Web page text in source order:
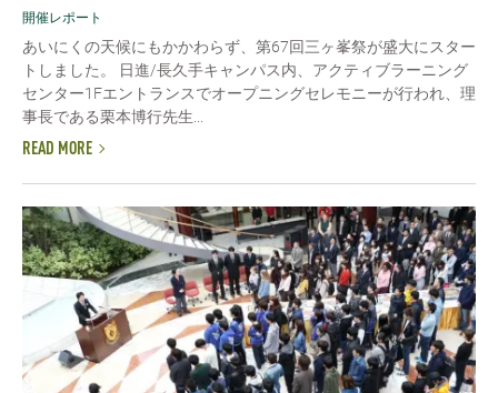
開催レポート
あいにくの天候にもかかわらず、第67回三ヶ峯祭が盛大にスター
トしました。 日進/長久手キャンパス内、アクティブラーニング
センター1Fエントランスでオープニングセレモニーが行われ、理
事長である栗本博行先生...
READ MORE